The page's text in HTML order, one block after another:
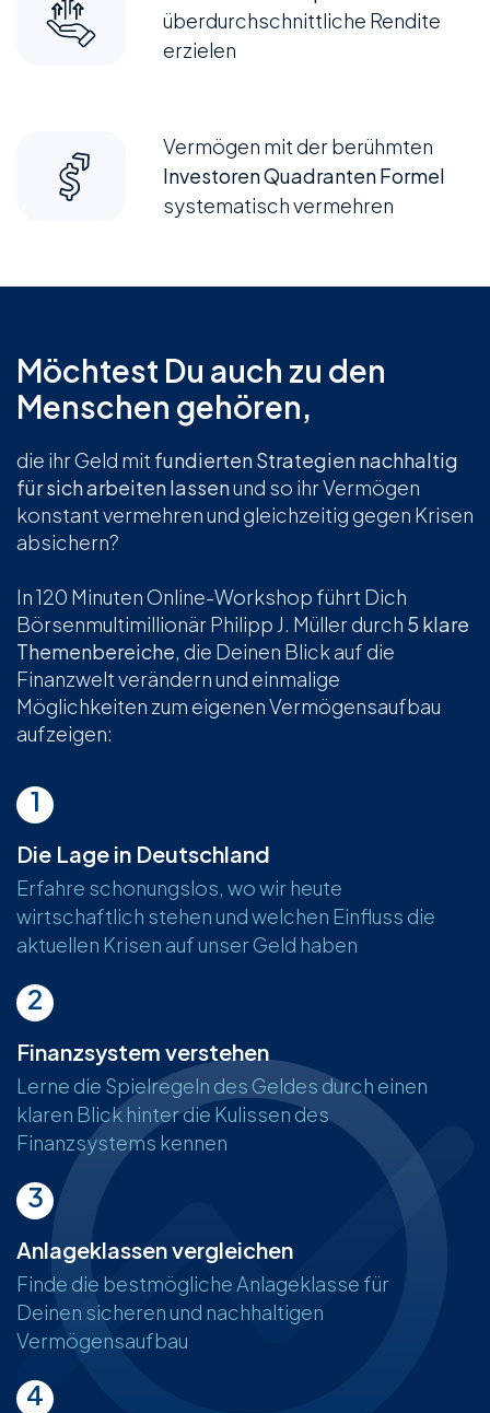
überdurchschnittliche Rendite
erzielen
Vermögen mit der berühmten
Investoren Quadranten Formel
systematisch vermehren
Möchtest Du auch zu den
Menschen gehören,
die ihr Geld mit fundierten Strategien nachhaltig
für sich arbeiten lassenund so ihr Vermögen
konstant vermehren und gleichzeitig gegen Krisen
absichern?
In 120 Minuten Online-Workshop führt Dich
Börsenmultimillionär Philipp J. Müller durch 5 klare
Themenbereiche, die Deinen Blick auf die
Finanzwelt verändern und einmalige
Möglichkeiten zum eigenen Vermögensaufbau
aufzeigen:
1
Die Lage in Deutschland
Erfahre schonungslos, wo wir heute
wirtschaftlich stehen und welchen Einfluss die
aktuellen Krisen auf unser Geld haben
2
Finanzsystem verstehen
Lerne die Spielregeln des Geldes durch einen
klaren Blick hinter die Kulissen des
Finanzsystems kennen
3
Anlageklassen vergleichen
Finde die bestmögliche Anlageklasse für
Deinen sicheren und nachhaltigen
Vermögensaufbau
4